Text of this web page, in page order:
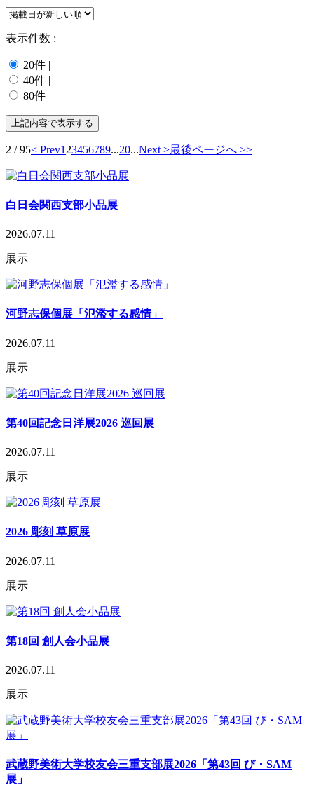
表示件数 :
20件 |
40件 |
80件
2 / 95< Prev1 23456789...20...Next >最後ページへ >>
白日会関西支部小品展
2026.07.11
展示
河野志保個展「氾濫する感情」
2026.07.11
展示
第40回記念日洋展2026 巡回展
2026.07.11
展示
2026 彫刻 草原展
2026.07.11
展示
第18回 創人会小品展
2026.07.11
展示
武蔵野美術大学校友会三重支部展2026「第43回 び・SAM
展」